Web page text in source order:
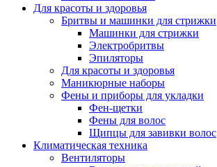
Для красоты и здоровья
Бритвы и машинки для стрижки
Машинки для стрижки
Электробритвы
Эпиляторы
Для красоты и здоровья
Маникюрные наборы
Фены и приборы для укладки
Фен-щетки
Фены для волос
Щипцы для завивки волос
Климатическая техника
Вентиляторы